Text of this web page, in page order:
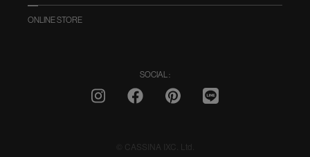
ONLINE STORE
SOCIAL :
© CASSINA IXC. Ltd.